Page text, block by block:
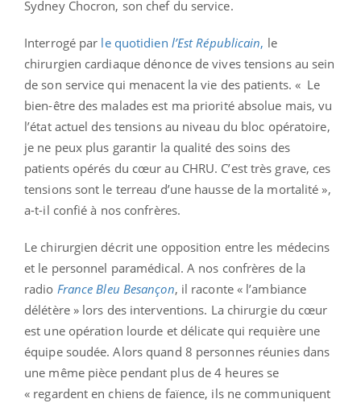
Sydney Chocron, son chef du service.
Interrogé par le quotidien l’Est Républicain, le
chirurgien cardiaque dénonce de vives tensions au sein
de son service qui menacent la vie des patients. « Le
bien-être des malades est ma priorité absolue mais, vu
l’état actuel des tensions au niveau du bloc opératoire,
je ne peux plus garantir la qualité des soins des
patients opérés du cœur au CHRU. C’est très grave, ces
tensions sont le terreau d’une hausse de la mortalité »,
a-t-il confié à nos confrères.
Le chirurgien décrit une opposition entre les médecins
et le personnel paramédical. A nos confrères de la
radio France Bleu Besançon, il raconte « l’ambiance
délétère » lors des interventions. La chirurgie du cœur
est une opération lourde et délicate qui requière une
équipe soudée. Alors quand 8 personnes réunies dans
une même pièce pendant plus de 4 heures se
« regardent en chiens de faïence, ils ne communiquent